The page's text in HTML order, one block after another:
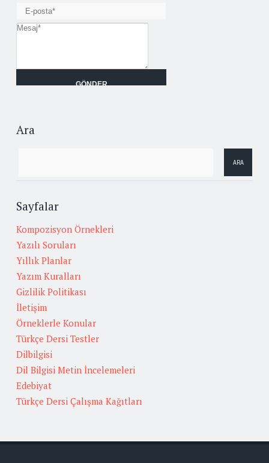
Ara
Sayfalar
Kompozisyon Örnekleri
Yazılı Soruları
Yıllık Planlar
Yazım Kuralları
Gizlilik Politikası
İletişim
Örneklerle Konular
Türkçe Dersi Testler
Dilbilgisi
Dil Bilgisi Metin İncelemeleri
Edebiyat
Türkçe Dersi Çalışma Kağıtları